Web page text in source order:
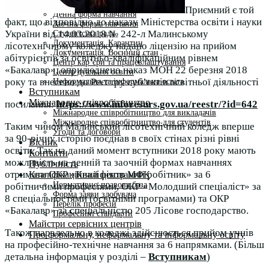
Студентам
Денна форма навчання
Заочна форма навчання
Студентська рада
Документація. Карантин
Документація. Воєнний стан
Центр кар’єри та працевлаштування
Центр дуальної освіти
Неформальна та інформальна освіта
Вступникам
Міжнародне співробітництво
Міжнародне співробітництво для викладачів
Міжнародне співробітництво для студентів
Угоди та договори
Вісник
Контакти
Публічність
Кваліфікаційний центр МФК
Нормативно-правова база
Форма заяви здобувача
Перелік професій
Професійні стандарти
Майстри сервісних центрів
Про формальну, неформальну та інформальну освіту
Приємний є той
факт, що відповідно до наказу Міністерства освіти і науки
України від 14.03.2018 № 242-л Малинському
лісотехнічному коледжу надано ліцензію на прийом
абітурієнтів за освітньо-кваліфікаційним рівнем
«Бакалавр», оприлюднено наказ МОН 22 березня 2018
року та внесено до Реєстру суб’єктів освітньої діяльності
посилання:https://www.inforesurs.gov.ua/reestr/?id=642
Таким чином Малинський лісотехнічний коледж вперше
за 90-річну історію поєднав в своїх стінах різні рівні
освіти. Так на даний момент вступники 2018 року мають
можливість на денній та заочній формах навчаннях
отримати ОКР «Кваліфікований робітник» за 6
робітничими професіями, ОКР «Молодший спеціаліст» за
8 спеціальностями (освітніми програмами) та ОКР
«Бакалавр» за спеціальністю 205 Лісове господарство.
Також паралельно в коледжі здійснюється прийом учнів
на професійно-технічне навчання за 6 напрямками. (Більш
детальна інформація у розділі – Вступникам)